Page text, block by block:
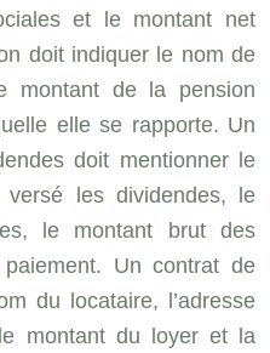
et le montant net
doit indiquer le nom de
montant de la pension
elle se rapporte. Un
doit mentionner le
les dividendes, le
le montant brut des
Un contrat de
du locataire, l’adresse
montant du loyer et la